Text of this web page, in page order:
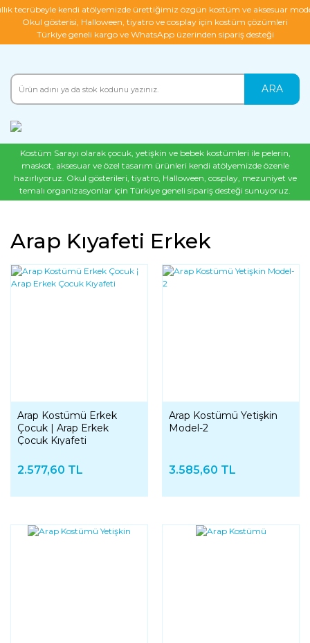
tecrübeyle kendi atölyemizde ürettiğimiz özgün kostüm ve aksesuar
Okul gösterisi, Halloween, tiyatro ve cosplay için kostüm çözümleri
Türkiye geneli kargo ve WhatsApp üzerinden sipariş desteği
ARA
Kostüm Sarayı olarak çocuk, yetişkin ve bebek kostümleri ile pelerin,
maskot, aksesuar ve özel tasarım ürünleri kendi atölyemizde özenle
hazırlıyoruz. Okul gösterileri, tiyatro, Halloween, cosplay, mezuniyet ve
temalı organizasyonlar için Türkiye geneli sipariş desteği sunuyoruz.
Arap Kıyafeti Erkek
YENI
Arap Kostümü Erkek
Çocuk | Arap Erkek
Çocuk Kıyafeti
2.577,60 TL
Arap Kostümü Yetişkin
Model-2
3.585,60 TL